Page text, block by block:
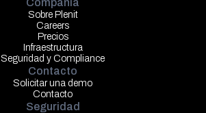
Compañía
Sobre Plenit
Careers
Precios
Infraestructura
Seguridad y Compliance
Contacto
Solicitar una demo
Contacto
Seguridad